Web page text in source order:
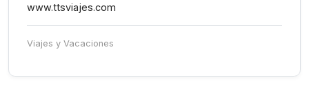
www.ttsviajes.com
Viajes y Vacaciones